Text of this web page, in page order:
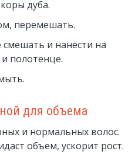
дуба.
перемешать.
и нанести на
полотенце.
для объема
и нормальных волос.
объем, ускорит рост.